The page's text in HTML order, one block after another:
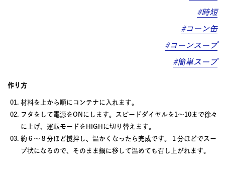
#時短
#コーン缶
#コーンスープ
#簡単スープ
作り方
材料を上から順にコンテナに入れます。
フタをして電源をONにします。スピードダイヤルを1～10まで徐々
に上げ、運転モードをHIGHに切り替えます。
約６～８分ほど撹拌し、温かくなったら完成です。１分ほどでスー
プ状になるので、そのまま鍋に移して温めても召し上がれます。